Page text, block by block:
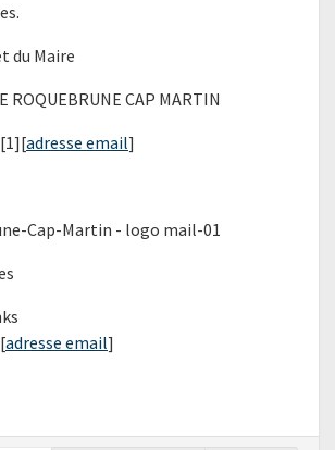
du Maire
ROQUEBRUNE CAP MARTIN
adresse email]
Cap-Martin - logo mail-01
adresse email]